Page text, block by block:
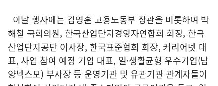
이날 행사에는 김영훈 고용노동부 장관을 비롯하여 박
해철 국회의원, 한국산업단지경영자연합회 회장, 한국
산업단지공단 이사장, 한국표준협회 회장, 커리어넷 대
표, 사업 참여 예정 기업 대표, 일·생활균형 우수기업(남
양넥스모) 부사장 등 운영기관 및 유관기관 관계자들이